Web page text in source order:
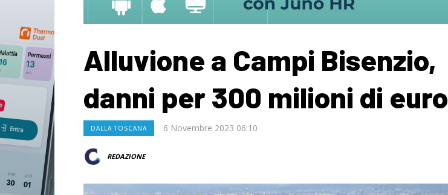
Alluvione a Campi Bisenzio,
danni per 300 milioni di euro
DALLA TOSCANA 6 Novembre 2023 06:10
REDAZIONE